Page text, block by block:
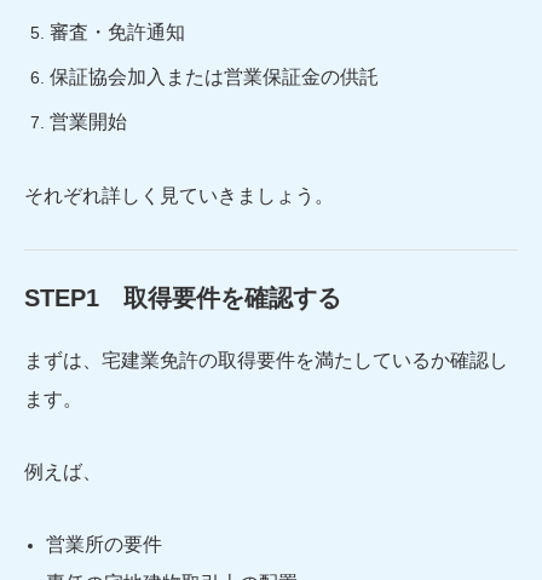
審査・免許通知
保証協会加入または営業保証金の供託
営業開始
それぞれ詳しく見ていきましょう。
STEP1 取得要件を確認する
まずは、宅建業免許の取得要件を満たしているか確認し
ます。
例えば、
営業所の要件